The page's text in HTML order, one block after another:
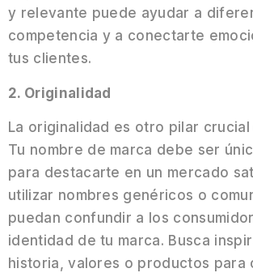
y relevante puede ayudar a
competencia y a conectarte
tus clientes.
2. Originalidad
La originalidad es otro pilar crucial
Tu nombre de marca debe ser
para destacarte en un mercado
utilizar nombres genéricos o
puedan confundir a los
identidad de tu marca. Busca
historia, valores o productos para